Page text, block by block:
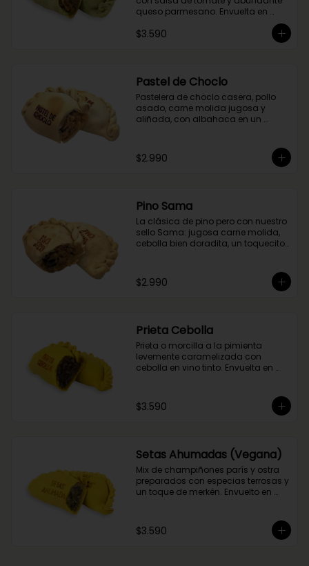
queso parmesano. Envuelta en
$3.590
Pastel de Choclo
Pastelera de choclo casera, pollo
asado, carne molida jugosa y
aliñada, con albahaca en un
$2.990
Pino Sama
La clásica de pino pero con nuestro
sello Sama: jugosa carne molida,
cebolla bien doradita, un toquecito
que no podía faltar la aceituna y el
huevo, porque tradición siempre
$2.990
Prieta Cebolla
Prieta o morcilla a la pimienta
levemente caramelizada con
cebolla en vino tinto. Envuelta en
$3.590
Setas Ahumadas (Vegana)
Mix de champiñones parís y ostra
preparados con especias terrosas y
un toque de merkén. Envuelto en
$3.590